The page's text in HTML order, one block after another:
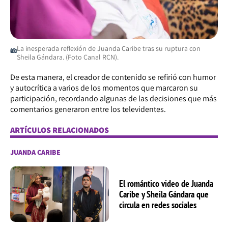
La inesperada reflexión de Juanda Caribe tras su ruptura con
Sheila Gándara. (Foto Canal RCN).
De esta manera, el creador de contenido se refirió con humor
y autocrítica a varios de los momentos que marcaron su
participación, recordando algunas de las decisiones que más
comentarios generaron entre los televidentes.
ARTÍCULOS RELACIONADOS
JUANDA CARIBE
El romántico video de Juanda
Caribe y Sheila Gándara que
circula en redes sociales